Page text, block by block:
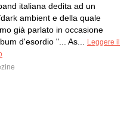
italiana dedita ad un
ambient e della quale
già parlato in occasione
d'esordio "... As... Leggere il